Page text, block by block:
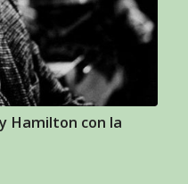
Hamilton con la